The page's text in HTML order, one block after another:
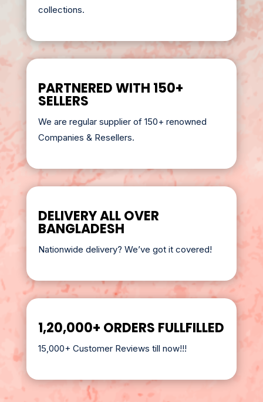
collections.
PARTNERED WITH 150+
SELLERS
We are regular supplier of 150+ renowned
Companies & Resellers.
DELIVERY ALL OVER
BANGLADESH
Nationwide delivery? We’ve got it covered!
1,20,000+ ORDERS FULLFILLED
15,000+ Customer Reviews till now!!!